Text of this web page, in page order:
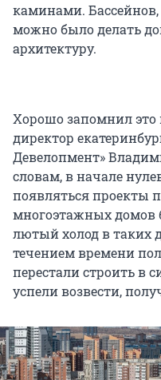
каминами. Бассейнов,
можно было делать
архитектуру.
Хорошо запомнил
директор
Девелопмент»
словам, в начале
появляться проекты
многоэтажных домов
лютый холод в таких
течением времени
перестали строить в
успели возвести,